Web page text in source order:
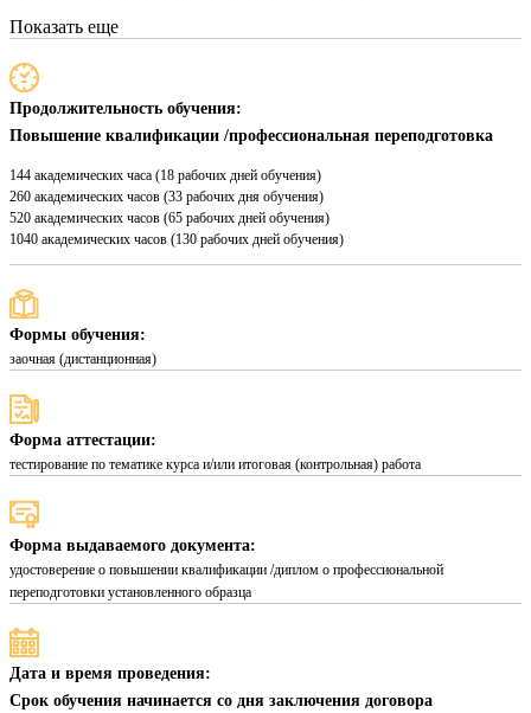
Показать еще
Продолжительность обучения:
Повышение квалификации /профессиональная переподготовка
144 академических часа (18 рабочих дней обучения)
260 академических часов (33 рабочих дня обучения)
520 академических часов (65 рабочих дней обучения)
1040 академических часов (130 рабочих дней обучения)
Формы обучения:
заочная (дистанционная)
Форма аттестации:
тестирование по тематике курса и/или итоговая (контрольная) работа
Форма выдаваемого документа:
удостоверение о повышении квалификации /диплом о профессиональной
переподготовки установленного образца
Дата и время проведения:
Срок обучения начинается со дня заключения договора